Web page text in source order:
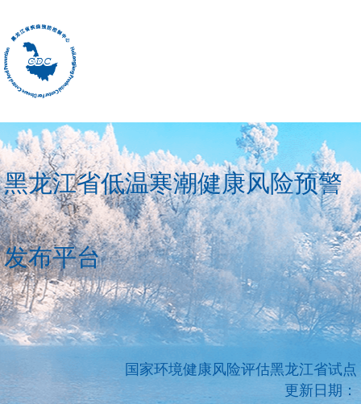
黑龙江省低温寒潮健康风险预警
发布平台
国家环境健康风险评估黑龙江省试点
更新日期：